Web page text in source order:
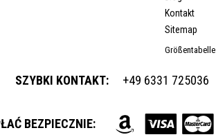
Kontakt
Sitemap
Größentabelle
SZYBKI KONTAKT: +49 6331 725036
BEZPIECZNIE: